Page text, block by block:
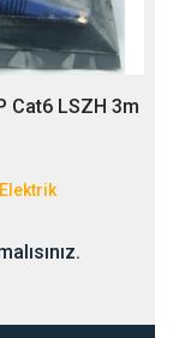
Cat6 LSZH 3m